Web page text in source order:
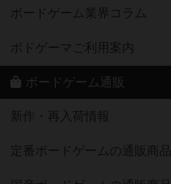
ボードゲーム業界コラム
ボドゲーマご利用案内
ボードゲーム通販
新作・再入荷情報
定番ボードゲームの通販商品